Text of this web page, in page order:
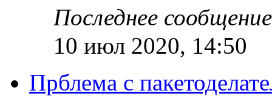
Последнее
10 июл 2020, 14:50
Прблема с